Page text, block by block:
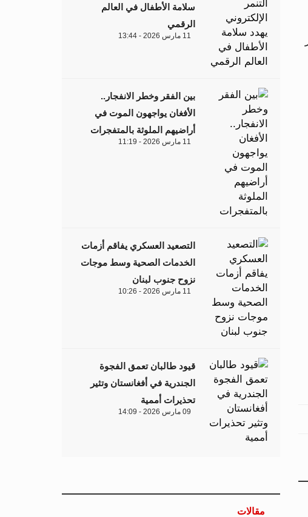
سلامة الأطفال في العالم
الرقمي
11 مارس 2026 - 13:44
بين الفقر وخطر الانفجار..
الأفغان يواجهون الموت في
أراضيهم الملوثة بالمتفجرات
11 مارس 2026 - 11:19
التصعيد العسكري يفاقم أزمات
الخدمات الصحية وسط موجات
نزوح جنوب لبنان
11 مارس 2026 - 10:26
قيود طالبان تعمق الفجوة
الجندرية في أفغانستان وتثير
تحذيرات أممية
09 مارس 2026 - 14:09
مقالات